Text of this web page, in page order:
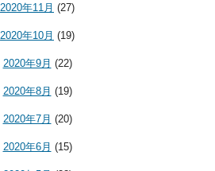
2020年11月 (27)
2020年10月 (19)
2020年9月 (22)
2020年8月 (19)
2020年7月 (20)
2020年6月 (15)